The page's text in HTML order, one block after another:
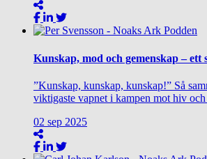
Kunskap, mod och gemenskap – ett
”Kunskap, kunskap, kunskap!” Så
viktigaste vapnet i kampen mot hiv
02 sep 2025